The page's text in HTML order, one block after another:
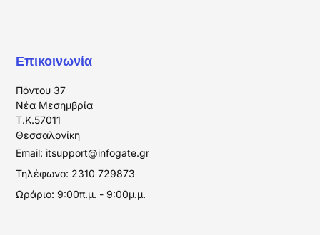
Επικοινωνία
Πόντου 37
Νέα Μεσημβρία
T.K.57011
Θεσσαλονίκη
Email: itsupport@infogate.gr
Τηλέφωνο: 2310 729873
Ωράριο: 9:00π.μ. - 9:00μ.μ.